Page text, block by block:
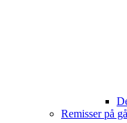
Remisser på